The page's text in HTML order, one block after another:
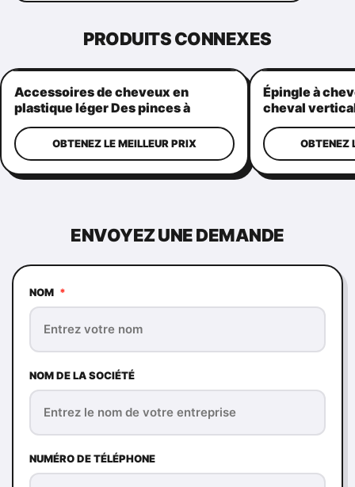
PRODUITS CONNEXES
Accessoires de cheveux en
plastique léger Des pinces à
griffes Pratique forme de
couronneOBTENEZ LE MEILLEUR PRIX
Épingle à
cheval
poignées de
pour femmes
OBTENEZ
ENVOYEZ UNE DEMANDE
NOM *
NOM DE LA SOCIÉTÉ
NUMÉRO DE TÉLÉPHONE